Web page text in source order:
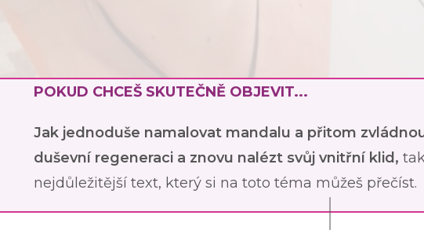
POKUD CHCEŠ SKUTEČNĚ OBJEVIT...
Jak jednoduše namalovat mandalu a přitom
duševní regeneraci a znovu nalézt svůj vnitřní klid,
nejdůležitější text, který si na toto téma můžeš přečíst.